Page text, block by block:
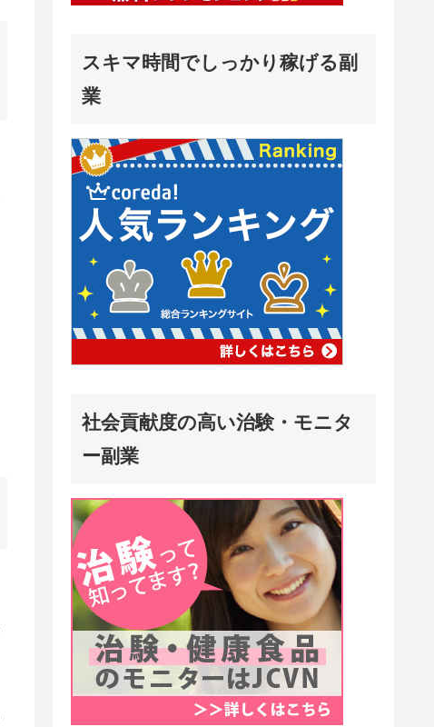
スキマ時間でしっかり稼げる副
業
社会貢献度の高い治験・モニタ
ー副業